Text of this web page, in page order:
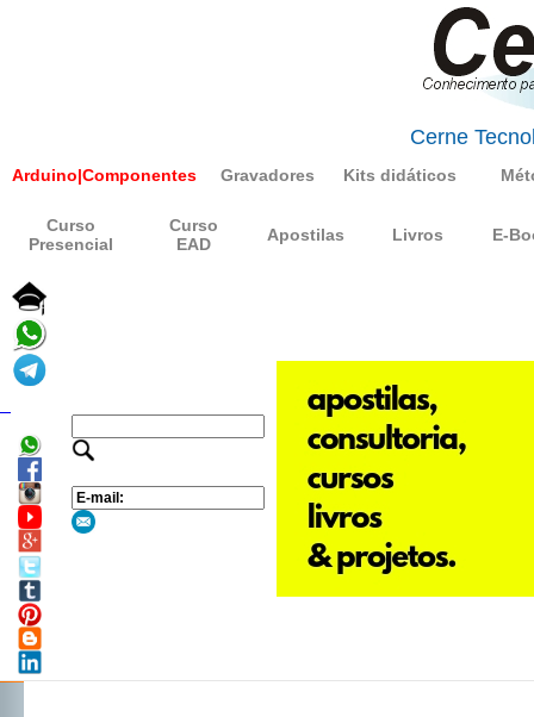
Cerne
Arduino|Componentes Gravadores Kits didáticos
Curso
Presencial
Curso
EAD
Apostilas Livros E-